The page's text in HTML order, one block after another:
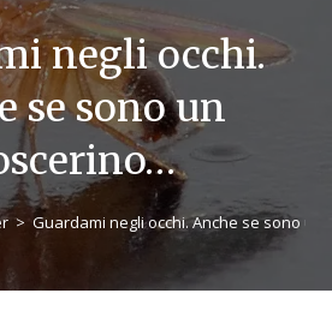
negli occhi.
se sono un
> Guardami negli occhi. Anche se sono